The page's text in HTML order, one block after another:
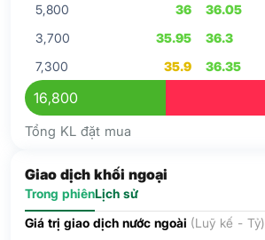
5,800
36 36.05
3,700
35.95 36.3
7,300
35.9 36.35
16,800
Tổng KL đặt mua
Giao dịch khối ngoại
Trong phiênLịch sử
Giá trị giao dịch nước ngoài (Luỹ kế - Tỷ)